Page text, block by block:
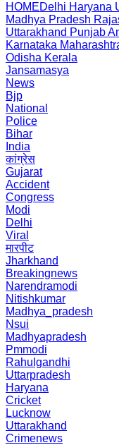
HOMEDelhi Haryana
Madhya Pradesh
Uttarakhand Punjab
Karnataka
Odisha Kerala
Jansamasya
News
Bjp
National
Police
Bihar
India
कांग्रेस
Gujarat
Accident
Congress
Modi
Delhi
Viral
मारपीट
Jharkhand
Breakingnews
Narendramodi
Nitishkumar
Madhya_pradesh
Nsui
Madhyapradesh
Pmmodi
Rahulgandhi
Uttarpradesh
Haryana
Cricket
Lucknow
Uttarakhand
Crimenews